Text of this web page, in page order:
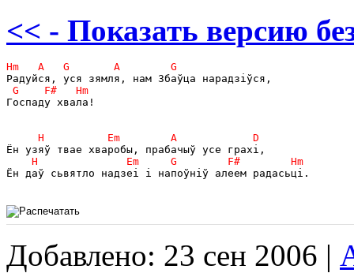
<< - Показать версию
Госпаду хвала!
Ён даў сьвятло надзеі і напоўніў алеем радасьці.
Добавлено: 23 сен 2006 |